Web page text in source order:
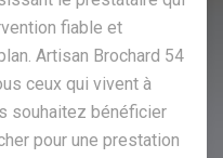
fiable et
Artisan Brochard 54
ceux qui vivent à
souhaitez bénéficier
pour une prestation